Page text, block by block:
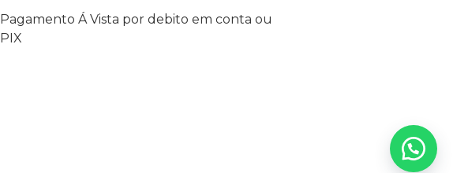
Pagamento Á Vista por debito em conta ou
PIX